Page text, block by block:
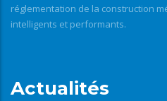
réglementation de la construction
intelligents et performants.
Actualités